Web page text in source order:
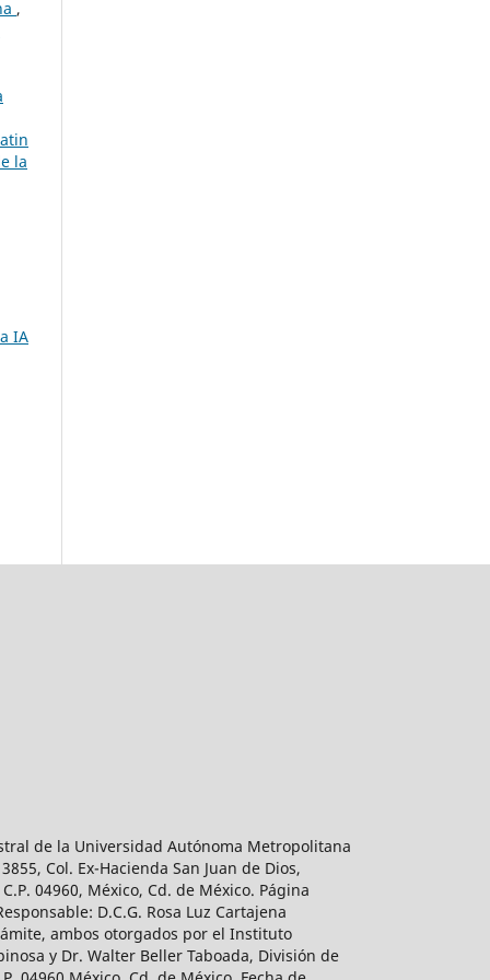
,
la
IA
de la Universidad Autónoma Metropolitana
Col. Ex-Hacienda San Juan de Dios,
04960, México, Cd. de México. Página
D.C.G. Rosa Luz Cartajena
ambos otorgados por el Instituto
y Dr. Walter Beller Taboada, División de